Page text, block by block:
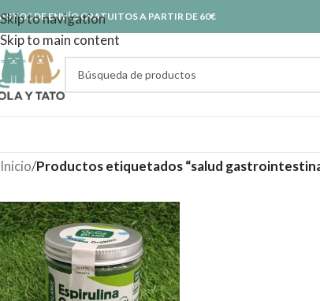
Skip to navigation
Skip to main content
DE ENVÍO GRATUITOS A PARTIR DE 60€
Inicio/Productos etiquetados “salud